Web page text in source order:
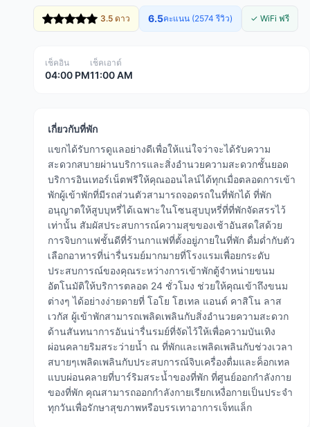
3.5 ดาว 6.5คะแนน (2574 รีวิว) ✓ WiFi ฟรี
เช็คอิน
04:00 PM
เช็คเอาต์
11:00 AM
เกี่ยวกับที่พัก
แขกได้รับการดูแลอย่างดีเพื่อให้แน่ใจว่าจะได้รับความ
สะดวกสบายผ่านบริการและสิ่งอำนวยความสะดวกชั้นยอด
บริการอินเทอร์เน็ตฟรีให้คุณออนไลน์ได้ทุกเมื่อตลอดการเข้า
พักผู้เข้าพักที่มีรถส่วนตัวสามารถจอดรถในที่พักได้ ที่พัก
อนุญาตให้สูบบุหรี่ได้เฉพาะในโซนสูบบุหรี่ที่ที่พักจัดสรรไว้
เท่านั้น สัมผัสประสบการณ์ความสุขของเช้าอันสดใสด้วย
การจิบกาแฟชั้นดีที่ร้านกาแฟที่ตั้งอยู่ภายในที่พัก ดื่มด่ำกับตัว
เลือกอาหารที่น่ารื่นรมย์มากมายที่โรงแรมเพื่อยกระดับ
ประสบการณ์ของคุณระหว่างการเข้าพักตู้จำหน่ายขนม
อัตโนมัติให้บริการตลอด 24 ชั่วโมง ช่วยให้คุณเข้าถึงขนม
ต่างๆ ได้อย่างง่ายดายที่ โอโย โฮเทล แอนด์ คาสิโน ลาส
เวกัส ผู้เข้าพักสามารถเพลิดเพลินกับสิ่งอำนวยความสะดวก
ด้านสันทนาการอันน่ารื่นรมย์ที่จัดไว้ให้เพื่อความบันเทิง
ผ่อนคลายริมสระว่ายน้ำ ณ ที่พักและเพลิดเพลินกับช่วงเวลา
สบายๆเพลิดเพลินกับประสบการณ์จิบเครื่องดื่มและค็อกเทล
แบบผ่อนคลายที่บาร์ริมสระน้ำของที่พัก ที่ศูนย์ออกกำลังกาย
ของที่พัก คุณสามารถออกกำลังกายเรียกเหงื่อกายเป็นประจำ
ทุกวันเพื่อรักษาสุขภาพหรือบรรเทาอาการเจ็ทแล็ก